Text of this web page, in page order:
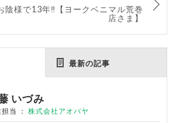
陰様で13年‼️【ヨークベニマル荒巻
店さま】
最新の記事
いづみ
当 ： 株式会社アオバヤ